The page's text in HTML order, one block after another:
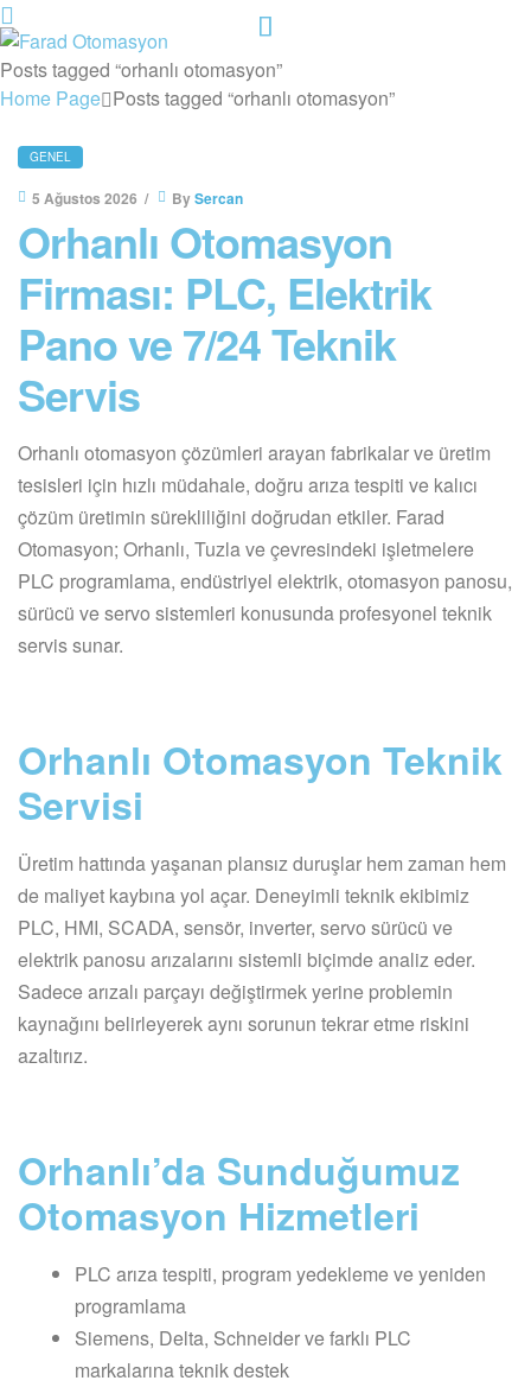
Menu
Farad
Otomasyon
Posts tagged “orhanlı otomasyon”
Home Page Posts tagged “orhanlı otomasyon”
CATEGORIES
GENEL
5 Ağustos 2026 BySercan
Orhanlı Otomasyon
Firması: PLC, Elektrik
Pano ve 7/24 Teknik
Servis
Orhanlı otomasyon çözümleri arayan fabrikalar ve üretim
tesisleri için hızlı müdahale, doğru arıza tespiti ve kalıcı
çözüm üretimin sürekliliğini doğrudan etkiler. Farad
Otomasyon; Orhanlı, Tuzla ve çevresindeki işletmelere
PLC programlama, endüstriyel elektrik, otomasyon panosu,
sürücü ve servo sistemleri konusunda profesyonel teknik
servis sunar.
Orhanlı Otomasyon Teknik
Servisi
Üretim hattında yaşanan plansız duruşlar hem zaman hem
de maliyet kaybına yol açar. Deneyimli teknik ekibimiz
PLC, HMI, SCADA, sensör, inverter, servo sürücü ve
elektrik panosu arızalarını sistemli biçimde analiz eder.
Sadece arızalı parçayı değiştirmek yerine problemin
kaynağını belirleyerek aynı sorunun tekrar etme riskini
azaltırız.
Orhanlı’da Sunduğumuz
Otomasyon Hizmetleri
PLC arıza tespiti, program yedekleme ve yeniden
programlama
Siemens, Delta, Schneider ve farklı PLC
markalarına teknik destek